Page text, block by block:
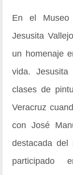
En el Museo
Jesusita
un homenaje
vida.
clases de
Veracruz
con José
destacada
participado